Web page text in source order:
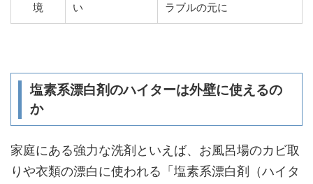
境
い
ラブルの元に
塩素系漂白剤のハイターは外壁に使えるの
か
家庭にある強力な洗剤といえば、お風呂場のカビ取
りや衣類の漂白に使われる「塩素系漂白剤（ハイタ